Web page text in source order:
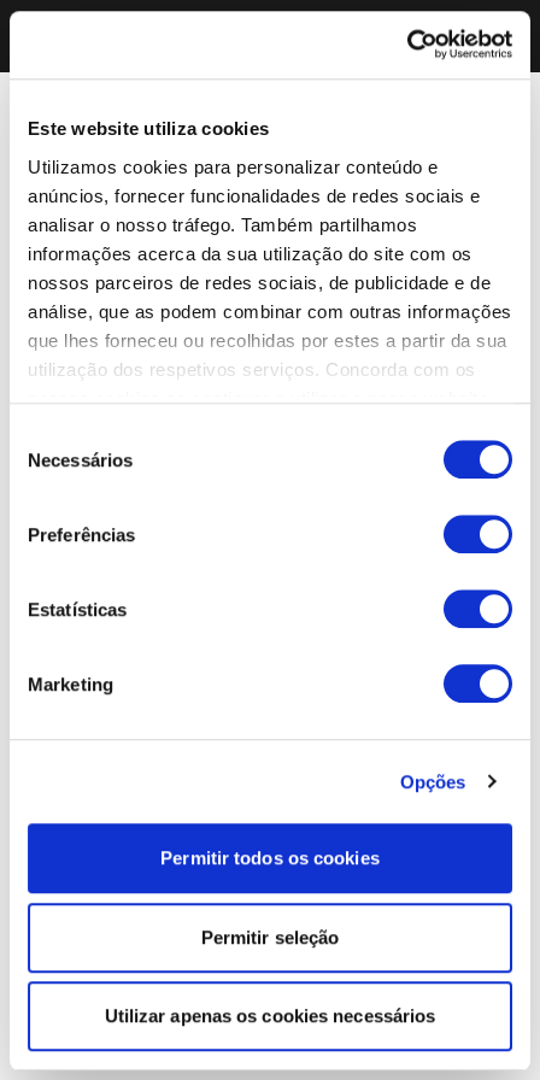
Este website utiliza cookies
Utilizamos cookies para personalizar conteúdo e
anúncios, fornecer funcionalidades de redes sociais e
analisar o nosso tráfego. Também partilhamos
informações acerca da sua utilização do site com os
nossos parceiros de redes sociais, de publicidade e de
análise, que as podem combinar com outras informações
que lhes forneceu ou recolhidas por estes a partir da sua
utilização dos respetivos serviços. Concorda com os
Necessários
Preferências
Estatísticas
Marketing
Opções
Permitir todos os cookies
Permitir seleção
Utilizar apenas os cookies necessários